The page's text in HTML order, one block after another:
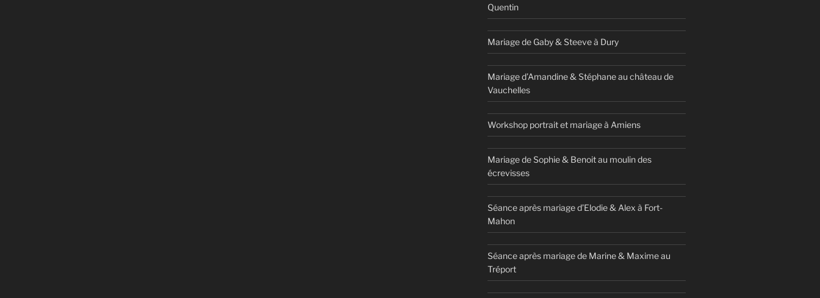
Quentin
Mariage de Gaby & Steeve à Dury
Mariage d’Amandine & Stéphane au château de
Vauchelles
Workshop portrait et mariage à Amiens
Mariage de Sophie & Benoit au moulin des
écrevisses
Séance après mariage d’Elodie & Alex à Fort-
Mahon
Séance après mariage de Marine & Maxime au
Tréport